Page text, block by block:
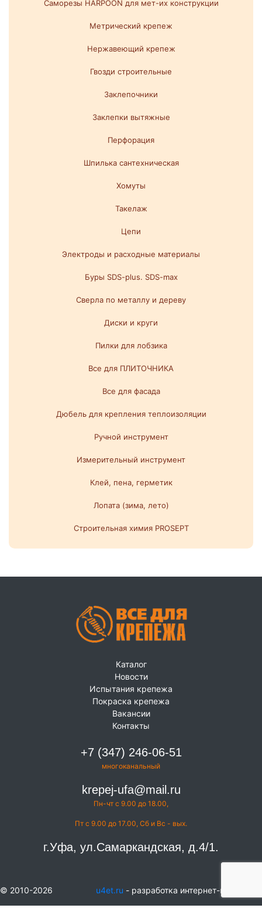
Саморезы HARPOON для мет-их конструкции
Метрический крепеж
Нержавеющий крепеж
Гвозди строительные
Заклепочники
Заклепки вытяжные
Перфорация
Шпилька сантехническая
Хомуты
Такелаж
Цепи
Электроды и расходные материалы
Буры SDS-plus. SDS-max
Сверла по металлу и дереву
Диски и круги
Пилки для лобзика
Все для ПЛИТОЧНИКА
Все для фасада
Дюбель для крепления теплоизоляции
Ручной инструмент
Измерительный инструмент
Клей, пена, герметик
Лопата (зима, лето)
Строительная химия PROSEPT
Каталог
Новости
Испытания крепежа
Покраска крепежа
Вакансии
Контакты
+7 (347) 246-06-51
многоканальный
krepej-ufa@mail.ru
Пн-чт с 9.00 до 18.00,
Пт с 9.00 до 17.00, Сб и Вс - вых.
г.Уфа, ул.Самаркандская, д.4/1.
© 2010-2026 u4et.ru - разработка интернет-магазинов